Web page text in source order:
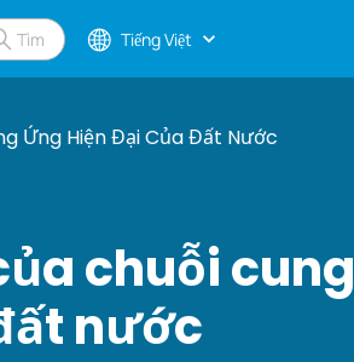
Tiếng Việt
Ứng Hiện Đại Của Đất Nước
chuỗi cung
nước